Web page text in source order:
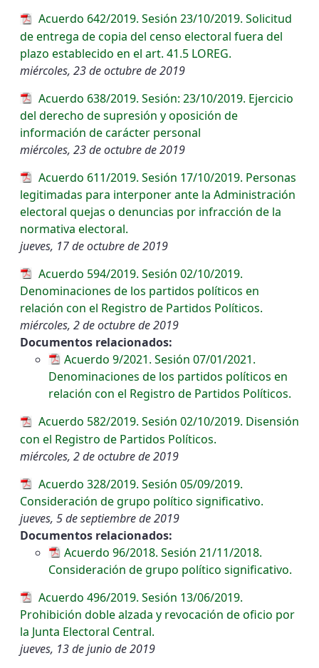
Acuerdo 642/2019. Sesión 23/10/2019. Solicitud
de entrega de copia del censo electoral fuera del
plazo establecido en el art. 41.5 LOREG.
miércoles, 23 de octubre de 2019
Acuerdo 638/2019. Sesión: 23/10/2019. Ejercicio
del derecho de supresión y oposición de
información de carácter personal
miércoles, 23 de octubre de 2019
Acuerdo 611/2019. Sesión 17/10/2019. Personas
legitimadas para interponer ante la Administración
electoral quejas o denuncias por infracción de la
normativa electoral.
jueves, 17 de octubre de 2019
Acuerdo 594/2019. Sesión 02/10/2019.
Denominaciones de los partidos políticos en
relación con el Registro de Partidos Políticos.
miércoles, 2 de octubre de 2019
Documentos relacionados:
Acuerdo 9/2021. Sesión 07/01/2021.
Denominaciones de los partidos políticos en
relación con el Registro de Partidos Políticos.
Acuerdo 582/2019. Sesión 02/10/2019. Disensión
con el Registro de Partidos Políticos.
miércoles, 2 de octubre de 2019
Acuerdo 328/2019. Sesión 05/09/2019.
Consideración de grupo político significativo.
jueves, 5 de septiembre de 2019
Documentos relacionados:
Acuerdo 96/2018. Sesión 21/11/2018.
Consideración de grupo político significativo.
Acuerdo 496/2019. Sesión 13/06/2019.
Prohibición doble alzada y revocación de oficio por
la Junta Electoral Central.
jueves, 13 de junio de 2019